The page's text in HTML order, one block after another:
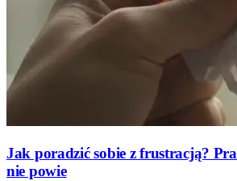
Jak poradzić sobie z frustracją?
nie powie